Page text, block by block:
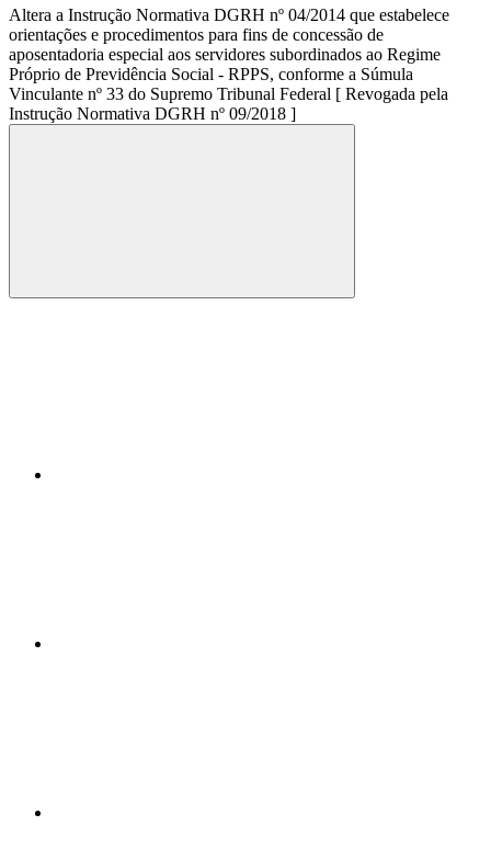
Altera a Instrução Normativa DGRH nº 04/2014 que estabelece
orientações e procedimentos para fins de concessão de
aposentadoria especial aos servidores subordinados ao Regime
Próprio de Previdência Social - RPPS, conforme a Súmula
Vinculante nº 33 do Supremo Tribunal Federal [ Revogada pela
Instrução Normativa DGRH nº 09/2018 ]
Compartilhar